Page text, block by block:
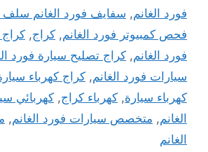
فورد الغانم, سفايف فورد الغانم سلف
فحص كمبيوتر فورد الغانم, كراج,
فورد الغانم, كراج تصليح سيارة فورد
سيارات فورد الغانم, كراج كهرباء
كهرباء سيارة, كهرباء كراج, كهربائي
الغانم, متخصص سيارات فورد الغانم,
الغانم